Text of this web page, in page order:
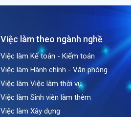
Việc làm theo ngành nghề
Việc làm Kế toán - Kiểm toán
Việc làm Hành chính - Văn phòng
Việc làm Việc làm thời vụ
Việc làm Sinh viên làm thêm
Việc làm Xây dựng